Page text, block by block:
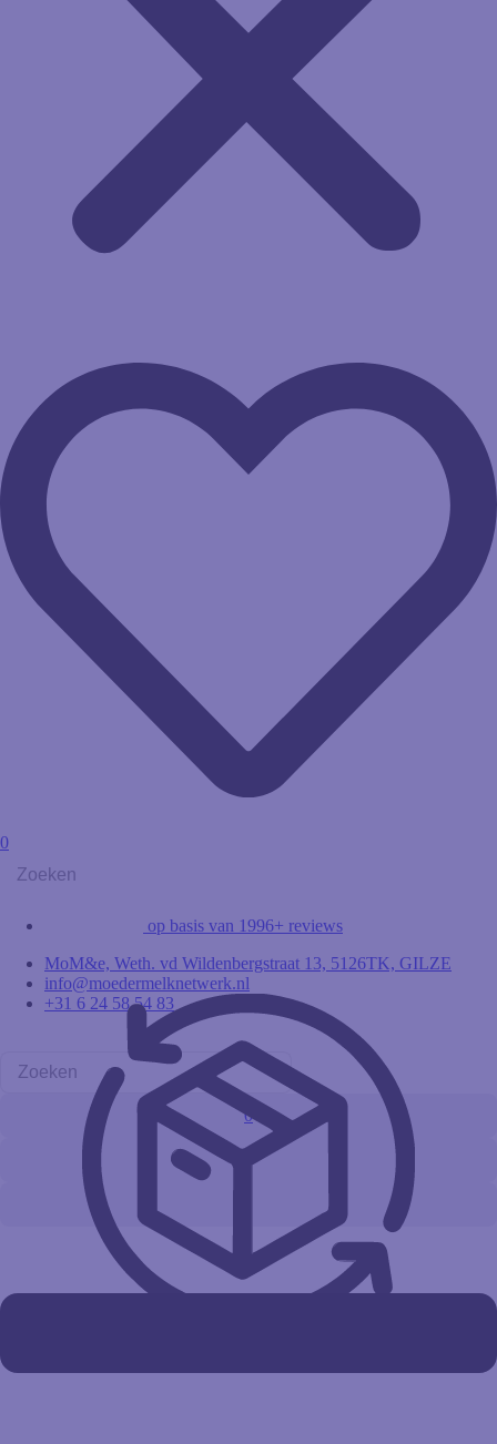
0
op basis van 1996+ reviews
MoM&e, Weth. vd Wildenbergstraat 13, 5126TK, GILZE
info@moedermelknetwerk.nl
+31 6 24 58 54 83
0